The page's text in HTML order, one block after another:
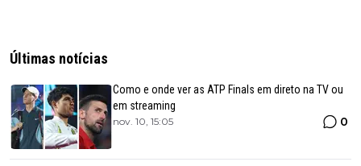
Últimas notícias
Como e onde ver as ATP Finals em direto na TV ou
em streaming
nov. 10, 15:05 0